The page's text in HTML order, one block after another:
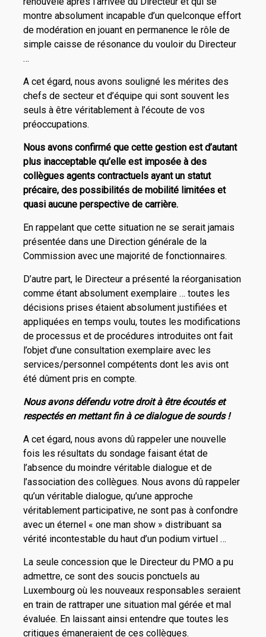
montre absolument incapable d’un quelconque effort
de modération en jouant en permanence le rôle de
simple caisse de résonance du vouloir du Directeur
…
A cet égard, nous avons souligné les mérites des
chefs de secteur et d’équipe qui sont souvent les
seuls à être véritablement à l’écoute de vos
préoccupations.
Nous avons confirmé que cette gestion est d’autant
plus inacceptable qu’elle est imposée à des
collègues agents contractuels ayant un statut
précaire, des possibilités de mobilité limitées et
quasi aucune perspective de carrière.
En rappelant que cette situation ne se serait jamais
présentée dans une Direction générale de la
Commission avec une majorité de fonctionnaires.
D’autre part, le Directeur a présenté la réorganisation
comme étant absolument exemplaire … toutes les
décisions prises étaient absolument justifiées et
appliquées en temps voulu, toutes les modifications
de processus et de procédures introduites ont fait
l’objet d’une consultation exemplaire avec les
services/personnel compétents dont les avis ont
été dûment pris en compte.
Nous avons défendu votre droit à être écoutés et
respectés en mettant fin à ce dialogue de sourds !
A cet égard, nous avons dû rappeler une nouvelle
fois les résultats du sondage faisant état de
l’absence du moindre véritable dialogue et de
l’association des collègues. Nous avons dû rappeler
qu’un véritable dialogue, qu’une approche
véritablement participative, ne sont pas à confondre
avec un éternel « one man show » distribuant sa
vérité incontestable du haut d’un podium virtuel …
La seule concession que le Directeur du PMO a pu
admettre, ce sont des soucis ponctuels au
Luxembourg où les nouveaux responsables seraient
en train de rattraper une situation mal gérée et mal
évaluée. En laissant ainsi entendre que toutes les
critiques émaneraient de ces collègues.